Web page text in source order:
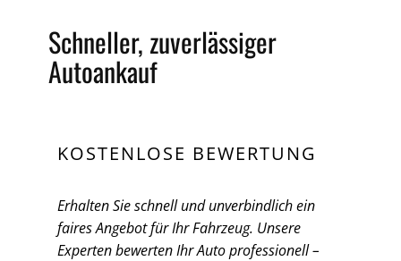
Schneller, zuverlässiger
Autoankauf
KOSTENLOSE BEWERTUNG
Erhalten Sie schnell und unverbindlich ein
faires Angebot für Ihr Fahrzeug. Unsere
Experten bewerten Ihr Auto professionell –